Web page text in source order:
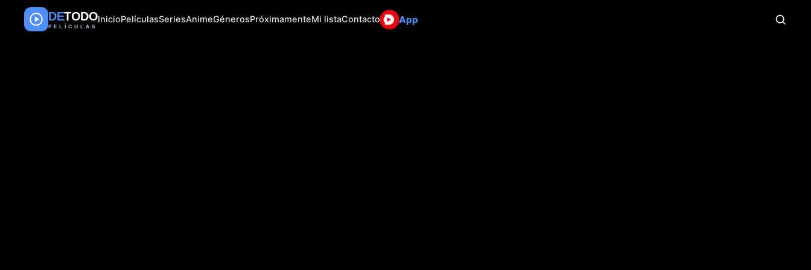
DETODO
PELÍCULAS
InicioPelículasSeriesAnimeGénerosPróximamenteMi listaContacto App